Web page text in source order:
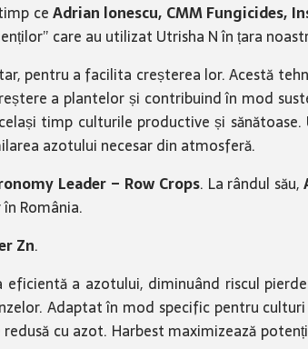
ceAdrian lonescu, CMM Fungicides,
care au utilizat Utrisha N în țara
pentru a facilita creșterea lor. Acestă
a plantelor și contribuind în mod
timp culturile productive și sănătoase.
azotului necesar din atmosferă.
Leader – Row Crops. La rândul său,
România.
Zn.
a azotului, diminuând riscul
Adaptat în mod specific pentru
cu azot. Harbest maximizează